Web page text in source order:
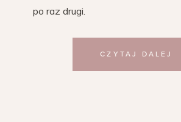
po raz drugi.
CZYTAJ DALEJ